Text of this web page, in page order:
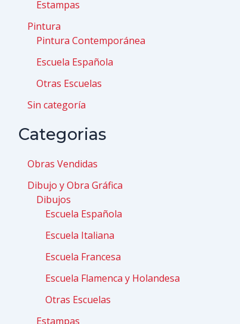
Estampas
Pintura
Pintura Contemporánea
Escuela Española
Otras Escuelas
Sin categoría
Categorias
Obras Vendidas
Dibujo y Obra Gráfica
Dibujos
Escuela Española
Escuela Italiana
Escuela Francesa
Escuela Flamenca y Holandesa
Otras Escuelas
Estampas